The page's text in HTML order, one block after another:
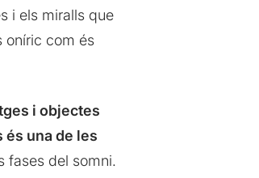
i els miralls que
oníric com és
i objectes
és una de les
fases del somni.